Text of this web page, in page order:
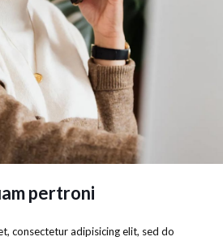
pertroni
consectetur adipisicing elit, sed do